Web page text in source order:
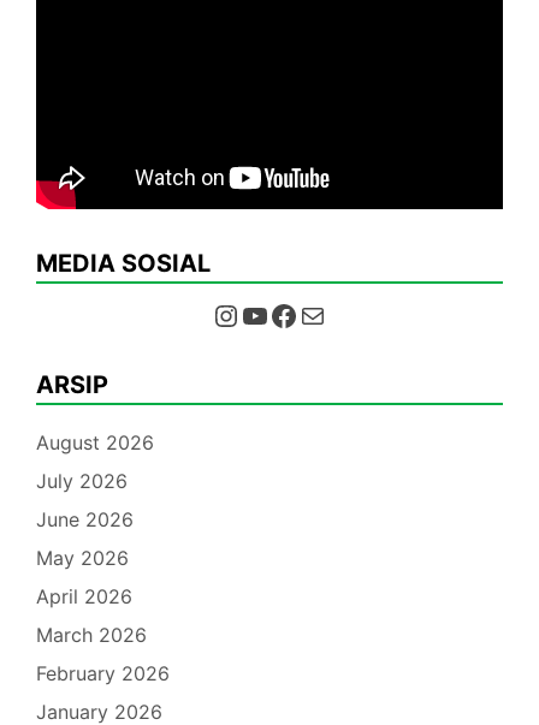
MEDIA SOSIAL
Instagram YouTube Facebook Mail
ARSIP
August 2026
July 2026
June 2026
May 2026
April 2026
March 2026
February 2026
January 2026